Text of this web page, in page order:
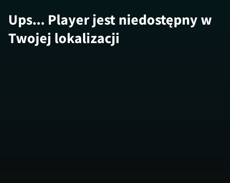
Ups... Player jest niedostępny w
Twojej lokalizacji